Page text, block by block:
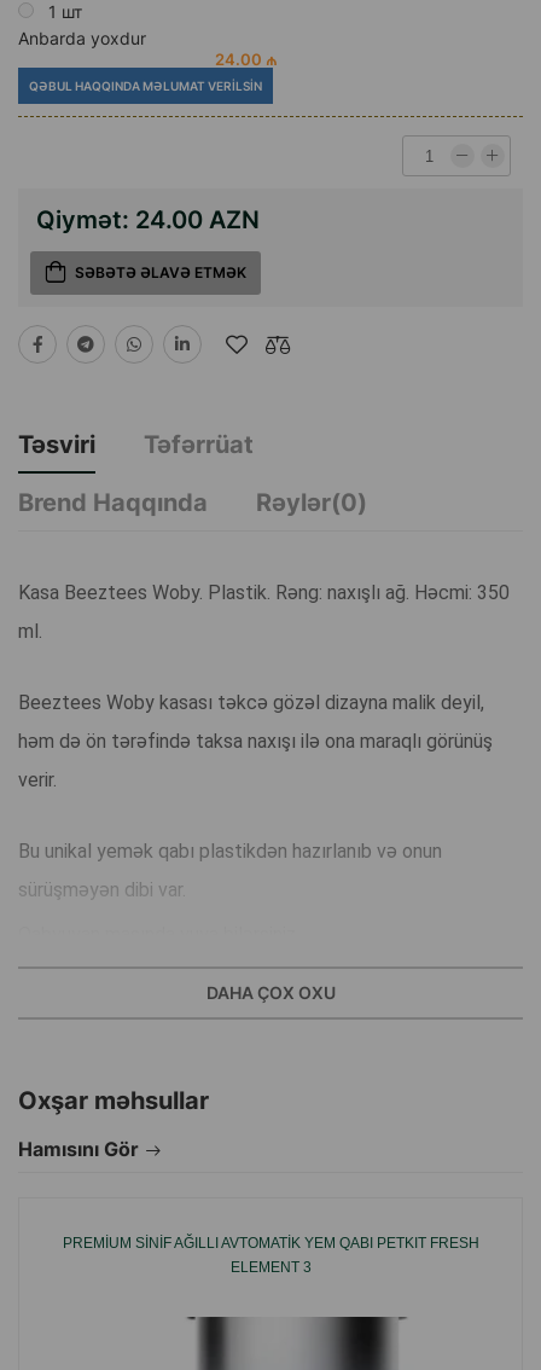
1 шт
Anbarda yoxdur
24.00 ₼
QƏBUL HAQQINDA MƏLUMAT VERILSIN
Qiymət: 24.00 AZN
SƏBƏTƏ ƏLAVƏ ETMƏK
Təsviri
Təfərrüat
Brend Haqqında
Rəylər(0)
Kasa Beeztees Woby. Plastik. Rəng: naxışlı ağ. Həcmi: 350
ml.
Beeztees Woby kasası təkcə gözəl dizayna malik deyil,
həm də ön tərəfində taksa naxışı ilə ona maraqlı görünüş
verir.
Bu unikal yemək qabı plastikdən hazırlanıb və onun
sürüşməyən dibi var.
Material: Plastik, paslanmayan polad.
Həcmi: 350 ml.
DAHA ÇOX OXU
Oxşar məhsullar
Hamısını Gör
PREMIUM SINIF AĞILLI AVTOMATIK YEM QABI PETKIT FRESH
ELEMENT 3